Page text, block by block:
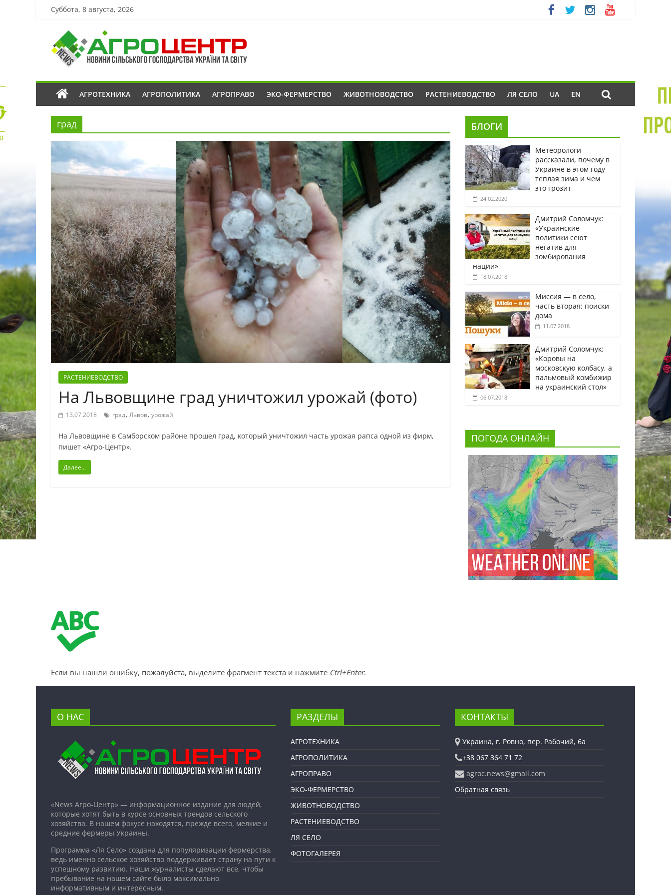
Суббота, 8 августа, 2026
АГРОТЕХНИКА АГРОПОЛИТИКА АГРОПРАВО ЭКО-ФЕРМЕРСТВО ЖИВОТНОВОДСТВО РАСТЕНИЕВОДСТВО ЛЯ СЕЛО UA EN
град
РАСТЕНИЕВОДСТВО
На Львовщине град уничтожил урожай (фото)
13.07.2018 град, Львов, урожай
На Львовщине в Самборском районе прошел град, который уничтожил часть урожая рапса одной из фирм,
пишет «Агро-Центр».
Далее...
БЛОГИ
Метеорологи
рассказали, почему в
Украине в этом году
теплая зима и чем
это грозит
24.02.2020
Дмитрий Соломчук:
«Украинские
политики сеют
негатив для
зомбирования
нации»
18.07.2018
Миссия — в село,
часть вторая: поиски
дома
11.07.2018
Дмитрий Соломчук:
«Коровы на
московскую колбасу, а
пальмовый комбижир
на украинский стол»
06.07.2018
ПОГОДА ОНЛАЙН
Если вы нашли ошибку, пожалуйста, выделите фрагмент текста и нажмите Ctrl+Enter.
О НАС
«News Агро-Центр» — информационное издание для людей,
которые хотят быть в курсе основных трендов сельского
хозяйства. В нашем фокусе находятся, прежде всего, мелкие и
средние фермеры Украины.
Программа «Ля Село» создана для популяризации фермерства,
ведь именно сельское хозяйство поддерживает страну на пути к
успешному развитию. Наши журналисты сделают все, чтобы
пребывание на нашем сайте было максимально
информативным и интересным.
РАЗДЕЛЫ
АГРОТЕХНИКА
АГРОПОЛИТИКА
АГРОПРАВО
ЭКО-ФЕРМЕРСТВО
ЖИВОТНОВОДСТВО
РАСТЕНИЕВОДСТВО
ЛЯ СЕЛО
ФОТОГАЛЕРЕЯ
КОНТАКТЫ
Украина, г. Ровно, пер. Рабочий, 6а
+38 067 364 71 72
agroc.news@gmail.com
Обратная связь